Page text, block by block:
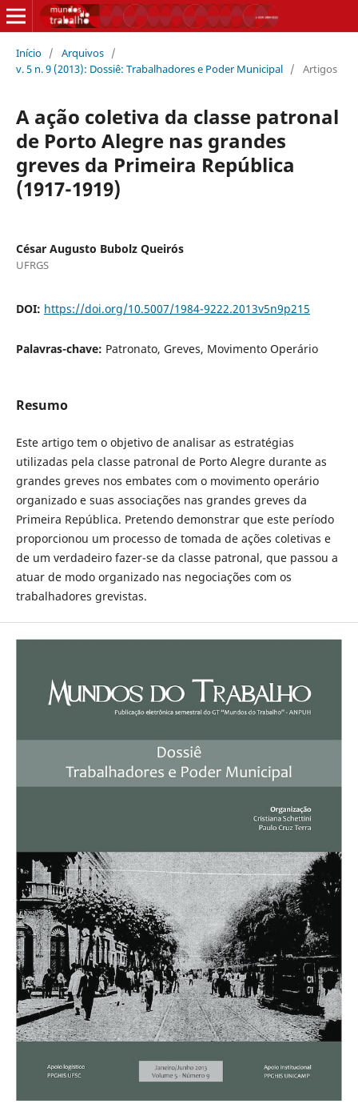
Início / Arquivos /
v. 5 n. 9 (2013): Dossiê: Trabalhadores e Poder Municipal / Artigos
A ação coletiva da classe patronal
de Porto Alegre nas grandes
greves da Primeira República
(1917-1919)
César Augusto Bubolz Queirós
UFRGS
DOI: https://doi.org/10.5007/1984-9222.2013v5n9p215
Palavras-chave: Patronato, Greves, Movimento Operário
Resumo
Este artigo tem o objetivo de analisar as estratégias
utilizadas pela classe patronal de Porto Alegre durante as
grandes greves nos embates com o movimento operário
organizado e suas associações nas grandes greves da
Primeira República. Pretendo demonstrar que este período
proporcionou um processo de tomada de ações coletivas e
de um verdadeiro fazer-se da classe patronal, que passou a
atuar de modo organizado nas negociações com os
trabalhadores grevistas.